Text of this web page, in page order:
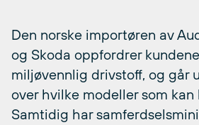
Den norske importøren av
og Skoda oppfordrer
miljøvennlig drivstoff, og går
over hvilke modeller som
Samtidig har